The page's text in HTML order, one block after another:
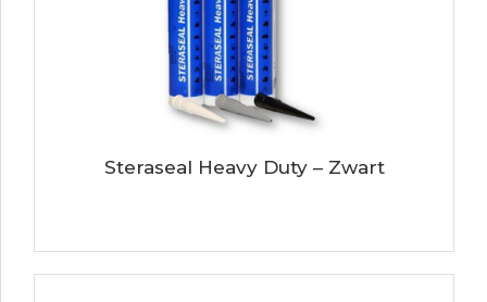
Steraseal Heavy Duty – Zwart